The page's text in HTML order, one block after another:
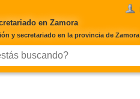
en Zamora
y secretariado en la provincia de Zamora